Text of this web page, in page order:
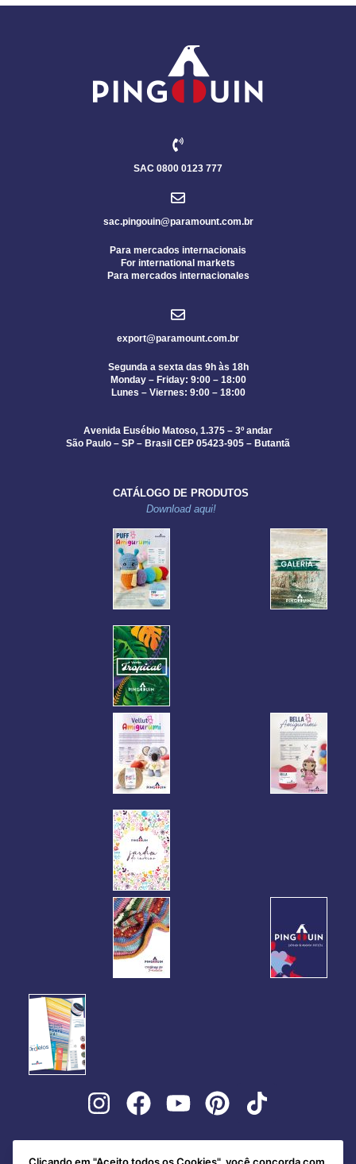
SAC 0800 0123 777
sac.pingouin@paramount.com.br
Para mercados internacionais
For international markets
Para mercados internacionales
export@paramount.com.br
Segunda a sexta das 9h às 18h
Monday – Friday: 9:00 – 18:00
Lunes – Viernes: 9:00 – 18:00
Avenida Eusébio Matoso, 1.375 – 3º andar
São Paulo – SP – Brasil CEP 05423-905 – Butantã
CATÁLOGO DE PRODUTOS
Download aqui!